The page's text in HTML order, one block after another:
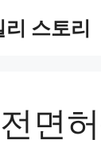
리 스토리
면